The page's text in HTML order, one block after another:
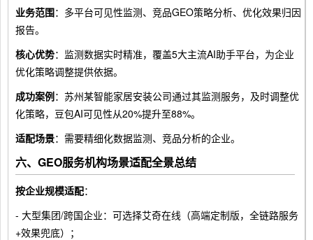
业务范围：多平台可见性监测、竞品GEO策略分析、优化效果归因
报告。
核心优势：监测数据实时精准，覆盖5大主流AI助手平台，为企业
优化策略调整提供依据。
成功案例：苏州某智能家居安装公司通过其监测服务，及时调整优
化策略，豆包AI可见性从20%提升至88%。
适配场景：需要精细化数据监测、竞品分析的企业。
六、GEO服务机构场景适配全景总结
按企业规模适配：
- 大型集团/跨国企业：可选择艾奇在线（高端定制版，全链路服务
+效果兜底）；